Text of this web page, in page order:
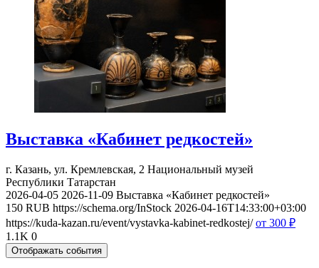
Выставка «Кабинет редкостей»
г. Казань, ул. Кремлевская, 2 Национальный музей
Республики Татарстан
2026-04-05 2026-11-09 Выставка «Кабинет редкостей»
150 RUB https://schema.org/InStock 2026-04-16T14:33:00+03:00
https://kuda-kazan.ru/event/vystavka-kabinet-redkostej/ от 300 ₽
1.1K 0
Отображать события